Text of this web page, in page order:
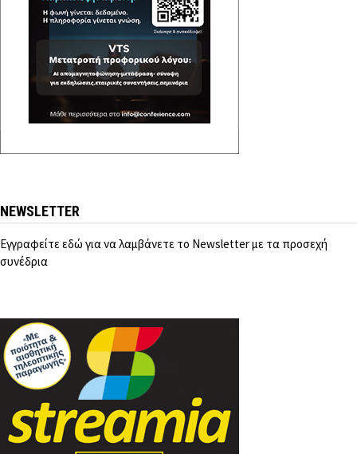
NEWSLETTER
Εγγραφείτε εδώ για να λαμβάνετε το Newsletter με τα προσεχή
συνέδρια